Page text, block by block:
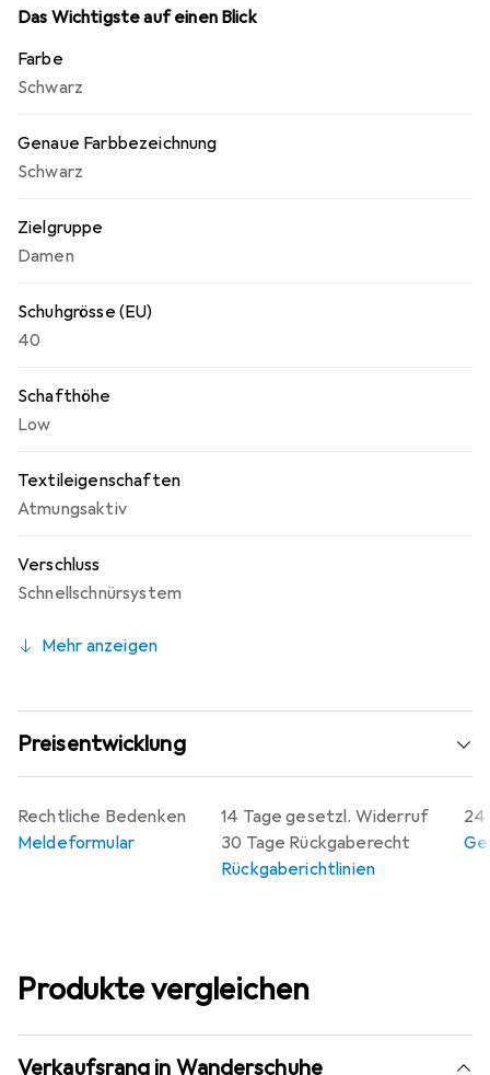
Das Wichtigste auf einen Blick
Farbe
Schwarz
Genaue Farbbezeichnung
Schwarz
Zielgruppe
Damen
Schuhgrösse (EU)
40
Schafthöhe
Low
Textileigenschaften
Atmungsaktiv
Verschluss
Schnellschnürsystem
Mehr anzeigen
Preisentwicklung
14 Tage gesetzl. Widerruf
30 Tage Rückgaberecht
Rückgaberichtlinien
24
Rechtliche Bedenken
Meldeformular
Produkte vergleichen
Verkaufsrang in Wanderschuhe